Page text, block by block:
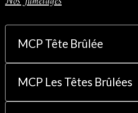
MCP Tête Brûlée
MCP Les Têtes Brûlées